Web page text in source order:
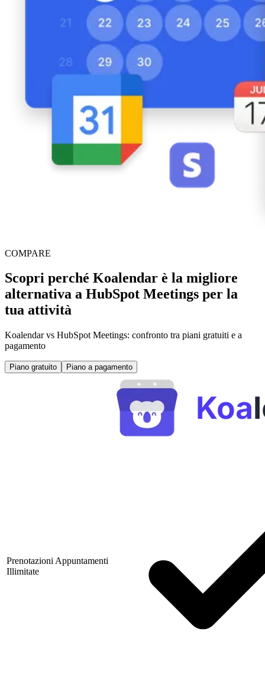
COMPARE
Scopri perché Koalendar è la migliore
alternativa a HubSpot Meetings per la
tua attività
Koalendar vs HubSpot Meetings: confronto tra piani gratuiti e a
pagamento
Piano gratuito Piano a pagamento
Prenotazioni Appuntamenti
Illimitate